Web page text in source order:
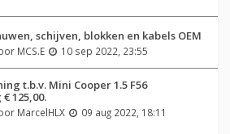
schijven, blokken en kabels OEM
MCS.E 10 sep 2022, 23:55
t.b.v. Mini Cooper 1.5 F56
125,00.
MarcelHLX
09 aug 2022, 18:11